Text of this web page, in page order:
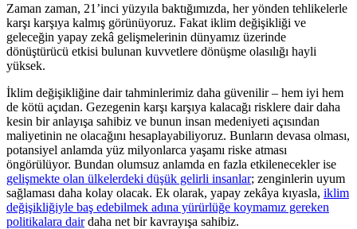
Zaman zaman, 21’inci yüzyıla baktığımızda, her yönden tehlikelerle
karşı karşıya kalmış görünüyoruz. Fakat iklim değişikliği ve
geleceğin yapay zekâ gelişmelerinin dünyamız üzerinde
dönüştürücü etkisi bulunan kuvvetlere dönüşme olasılığı hayli
yüksek.
İklim değişikliğine dair tahminlerimiz daha güvenilir – hem iyi hem
de kötü açıdan. Gezegenin karşı karşıya kalacağı risklere dair daha
kesin bir anlayışa sahibiz ve bunun insan medeniyeti açısından
maliyetinin ne olacağını hesaplayabiliyoruz. Bunların devasa olması,
potansiyel anlamda yüz milyonlarca yaşamı riske atması
öngörülüyor. Bundan olumsuz anlamda en fazla etkilenecekler ise
gelişmekte olan ülkelerdeki düşük gelirli insanlar; zenginlerin uyum
sağlaması daha kolay olacak. Ek olarak, yapay zekâya kıyasla, iklim
değişikliğiyle baş edebilmek adına yürürlüğe koymamız gereken
politikalara dairdaha net bir kavrayışa sahibiz.